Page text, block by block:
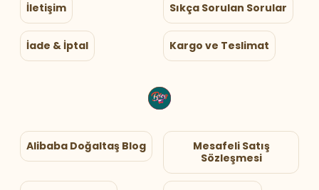
İletişim Sıkça Sorulan Sorular
İade & İptal Kargo ve Teslimat
Alibaba Doğaltaş Blog
Mesafeli Satış
Sözleşmesi